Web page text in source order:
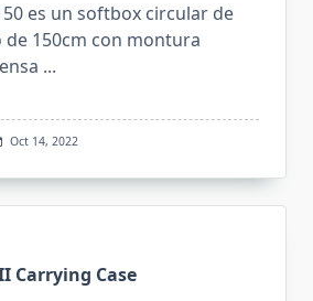
es un softbox circular de
150cm con montura
...
Oct 14, 2022
Carrying Case